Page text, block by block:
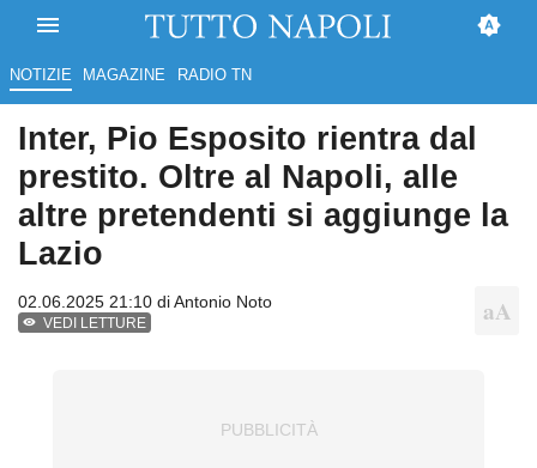
NOTIZIE MAGAZINE RADIO TN
Inter, Pio Esposito rientra dal
prestito. Oltre al Napoli, alle
altre pretendenti si aggiunge la
Lazio
02.06.2025 21:10 diAntonio Noto
VEDI LETTURE